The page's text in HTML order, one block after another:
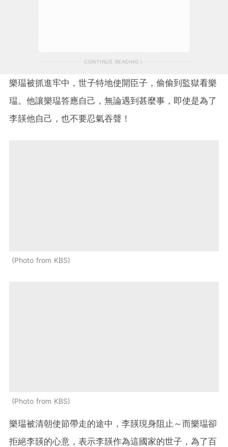
CONTINUE READING
樂瑥被抓進牢中，世子特地使開臣子，偷偷到監獄看樂
瑥。他讓樂瑥答應自己，無論遇到甚麼事，即使是為了
李韺他自己，也不要忍氣吞聲！
Photo from KBS
Photo from KBS
樂瑥被清朝使節帶走的途中，李韺現身阻止～而樂瑥卻
拒絕李韺的心意，表示李韺作為這國家的世子，為了百